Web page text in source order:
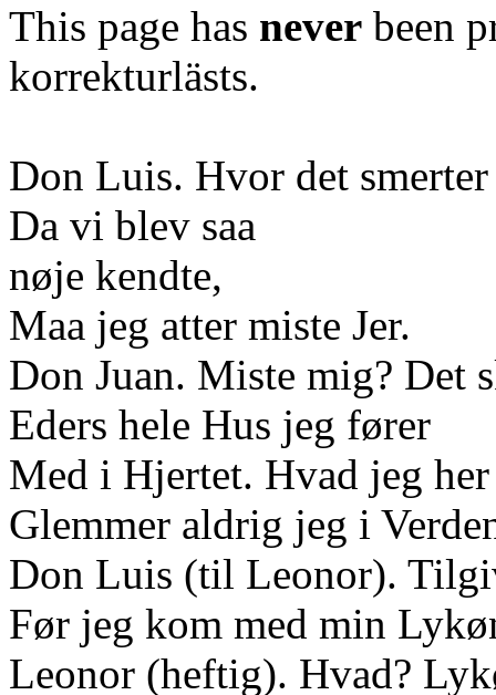
This page has never been
korrekturlästs.
Don Luis. Hvor det
Da vi blev saa
nøje kendte,
Maa jeg atter miste Jer.
Don Juan. Miste mig? Det
Eders hele Hus jeg fører
Med i Hjertet. Hvad jeg
Glemmer aldrig jeg i
Don Luis (til Leonor).
Før jeg kom med min
Leonor (heftig). Hvad?